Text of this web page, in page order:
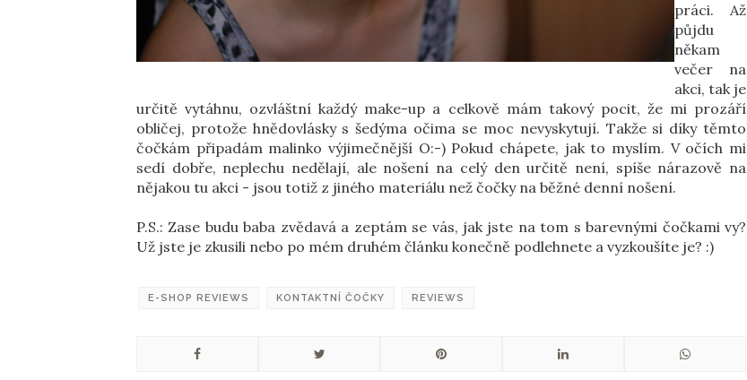
práci. Až
půjdu
někam
večer na
akci, tak je
určitě vytáhnu, ozvláštní každý make-up a celkově mám takový pocit, že mi prozáří
obličej, protože hnědovlásky s šedýma očima se moc nevyskytují. Takže si díky těmto
čočkám připadám malinko výjimečnější O:-) Pokud chápete, jak to myslím. V očích mi
sedí dobře, neplechu nedělají, ale nošení na celý den určitě není, spíše nárazově na
nějakou tu akci - jsou totiž z jiného materiálu než čočky na běžné denní nošení.
P.S.: Zase budu baba zvědavá a zeptám se vás, jak jste na tom s barevnými čočkami vy?
Už jste je zkusili nebo po mém druhém článku konečně podlehnete a vyzkoušíte je? :)
E-SHOP REVIEWS KONTAKTNÍ ČOČKY REVIEWS